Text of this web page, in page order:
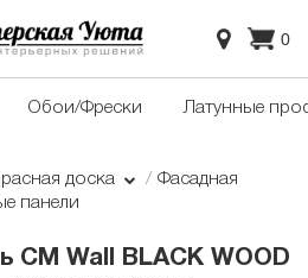
0
Обои/Фрески Латунные
доска
Фасадная
панели
CM Wall BLACK WOOD